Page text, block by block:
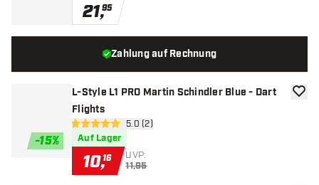
21,95
-15%
L-Style L1 PRO Martin Schindler Blue - Dart
Flights
Bewertungsbereich öffnen
5 Bewertungssterne
5.0 (2)
Auf Lager
10,16 UVP:
11,95
Zur
Zahlung auf Rechnung